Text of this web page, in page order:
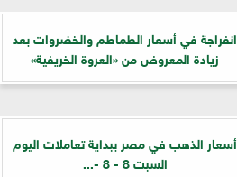
انفراجة في أسعار الطماطم والخضروات بعد
زيادة المعروض من «العروة الخريفية»
أسعار الذهب في مصر ببداية تعاملات اليوم
السبت 8 - 8 -...